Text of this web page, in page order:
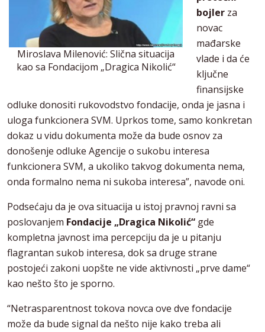
Miroslava Milenović: Slična situacija
kao sa Fondacijom „Dragica Nikolić“
bojler za
novac
mađarske
vlade i da će
ključne
finansijske
odluke donositi rukovodstvo fondacije, onda je jasna i
uloga funkcionera SVM. Uprkos tome, samo konkretan
dokaz u vidu dokumenta može da bude osnov za
donošenje odluke Agencije o sukobu interesa
funkcionera SVM, a ukoliko takvog dokumenta nema,
onda formalno nema ni sukoba interesa”, navode oni.
Podsećaju da je ova situacija u istoj pravnoj ravni sa
poslovanjem Fondacije „Dragica Nikolić“ gde
kompletna javnost ima percepciju da je u pitanju
flagrantan sukob interesa, dok sa druge strane
postojeći zakoni uopšte ne vide aktivnosti „prve dame“
kao nešto što je sporno.
“Netrasparentnost tokova novca ove dve fondacije
može da bude signal da nešto nije kako treba ali